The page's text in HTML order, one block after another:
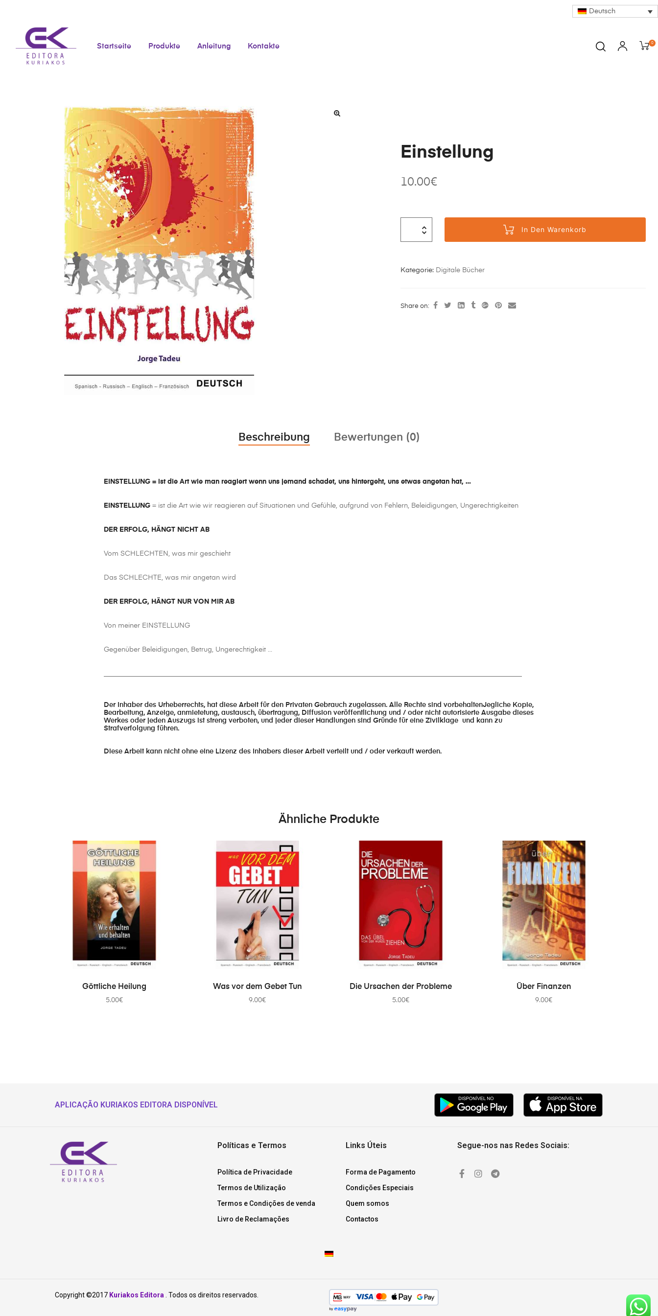
Deutsch
Startseite Produkte Anleitung Kontakte 0
Einstellung
10.00€
In Den Warenkorb
Kategorie: Digitale Bücher
Share on:
Beschreibung Bewertungen (0)
EINSTELLUNG = ist die Art wie man reagiert wenn uns jemand schadet, uns hintergeht, uns etwas angetan hat, …
EINSTELLUNG = ist die Art wie wir reagieren auf Situationen und Gefühle, aufgrund von Fehlern, Beleidigungen, Ungerechtigkeiten
DER ERFOLG, HÄNGT NICHT AB
Vom SCHLECHTEN, was mir geschieht
Das SCHLECHTE, was mir angetan wird
DER ERFOLG, HÄNGT NUR VON MIR AB
Von meiner EINSTELLUNG
Gegenüber Beleidigungen, Betrug, Ungerechtigkeit …
Der Inhaber des Urheberrechts, hat diese Arbeit für den Privaten Gebrauch zugelassen. Alle Rechte sind vorbehaltenJegliche Kopie,
Bearbeitung, Anzeige, anmietetung, austausch, übertragung, Diffusion veröffentlichung und / oder nicht autorisierte Ausgabe dieses
Werkes oder jeden Auszugs ist streng verboten, und jeder dieser Handlungen sind Gründe für eine Zivilklage und kann zu
Strafverfolgung führen.
Diese Arbeit kann nicht ohne eine Lizenz des Inhabers dieser Arbeit verteilt und / oder verkauft werden.
Ähnliche Produkte
IN DEN WARENKORB
Göttliche Heilung
5.00€
IN DEN WARENKORB
Was vor dem Gebet Tun
9.00€
IN DEN WARENKORB
Die Ursachen der Probleme
5.00€
IN DEN WARENKORB
Über Finanzen
9.00€
APLICAÇÃO KURIAKOS EDITORA DISPONÍVEL
Políticas e Termos
Política de Privacidade
Termos de Utilização
Termos e Condições de venda
Livro de Reclamações
Links Úteis
Forma de Pagamento
Condições Especiais
Quem somos
Contactos
Segue-nos nas Redes Sociais:
Copyright ©2017 Kuriakos Editora . Todos os direitos reservados.